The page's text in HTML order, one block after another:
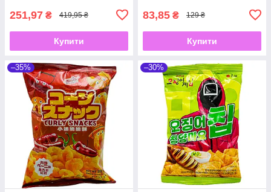
251,97 ₴ 419,95 ₴
Купити
83,85 ₴ 129 ₴
Купити
–35% –30%